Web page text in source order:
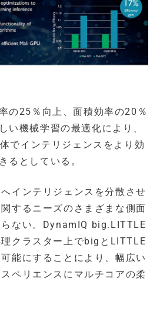
の25％向上、面積効率の20％
い機械学習の最適化により、
でインテリジェンスをより効
るとしている。
インテリジェンスを分散させ
するニーズのさまざまな側面
らない。DynamIQ big.LITTLE
クラスター上でbigとLITTLE
能にすることにより、幅広い
ペリエンスにマルチコアの柔